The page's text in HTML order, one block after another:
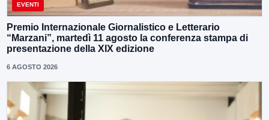
EVENTI
Premio Internazionale Giornalistico e Letterario
“Marzani”, martedì 11 agosto la conferenza stampa di
presentazione della XIX edizione
6 AGOSTO 2026